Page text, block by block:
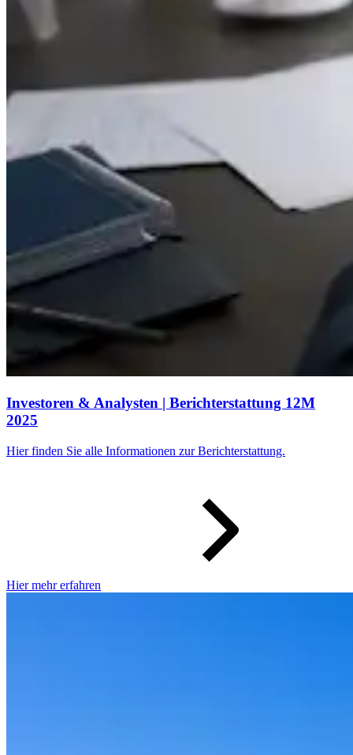
Investoren & Analysten | Berichterstattung 12M
2025
Hier finden Sie alle Informationen zur Berichterstattung.
Hier mehr erfahren